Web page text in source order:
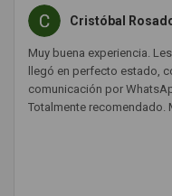
Cristóbal
Muy buena experiencia.
llegó en perfecto estado,
comunicación por
Totalmente recomendado.